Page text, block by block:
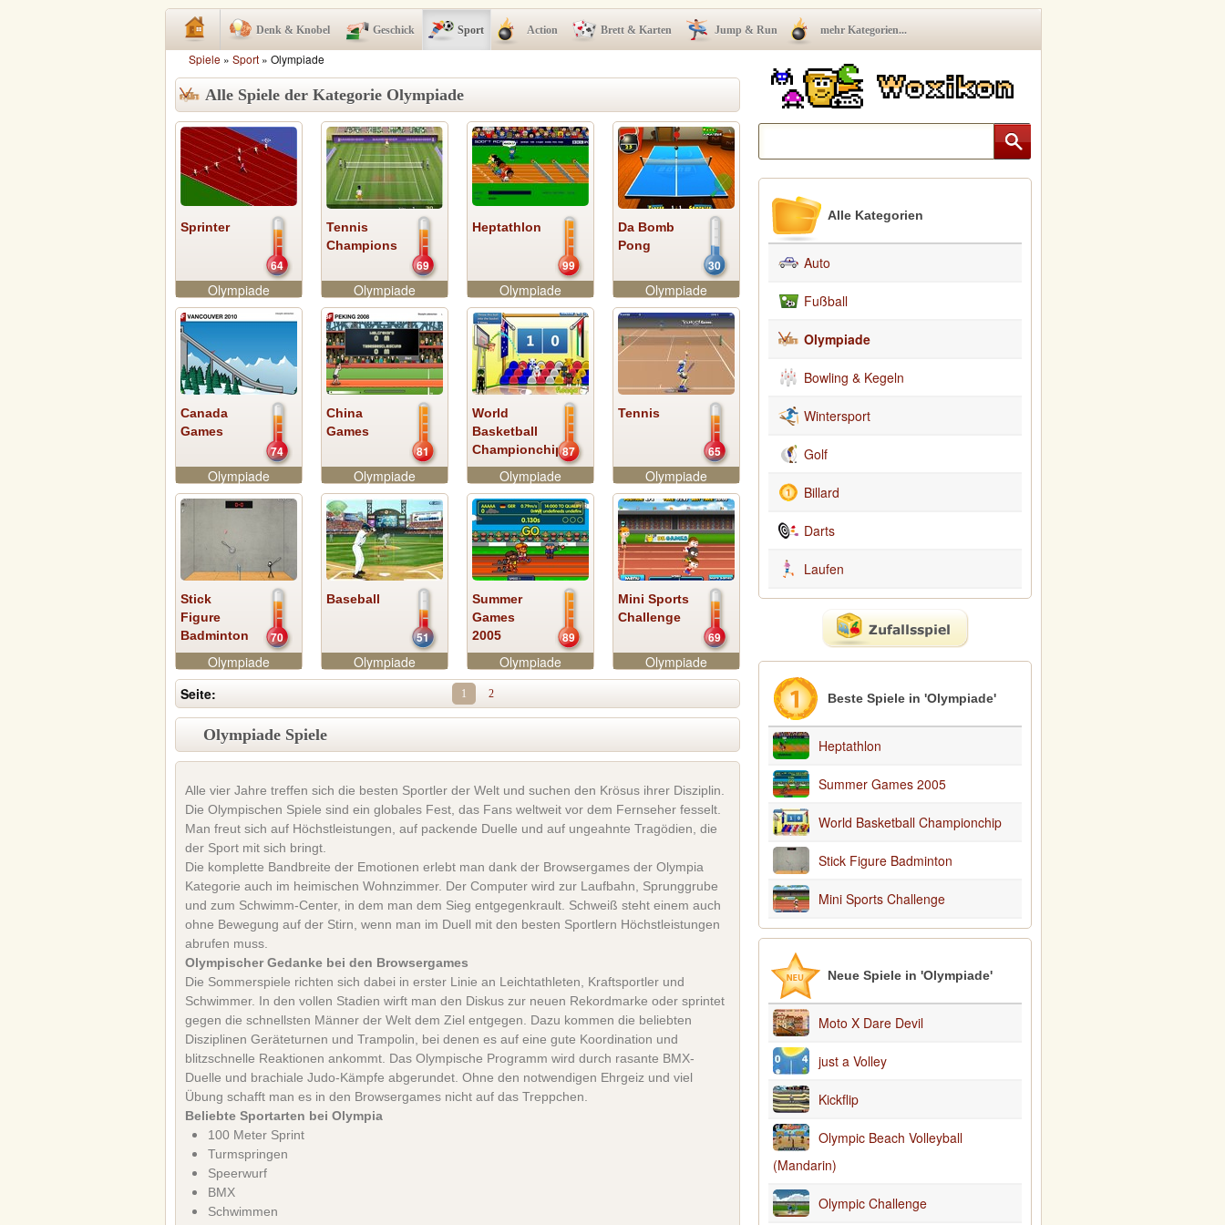
Denk & Knobel Geschick Sport Action Brett & Karten Jump & Run mehr Kategorien...
Spiele » Sport » Olympiade
Alle Spiele der Kategorie Olympiade
Sprinter
64
Olympiade
Tennis
Champions
69
Olympiade
Heptathlon
99
Olympiade
Da Bomb
Pong
30
Olympiade
Canada
Games
74
Olympiade
China
Games
81
Olympiade
World
Basketball
Championchip87
Olympiade
Tennis
65
Olympiade
Stick
Figure
Badminton
70
Olympiade
Baseball
51
Olympiade
Summer
Games
2005
89
Olympiade
Mini Sports
Challenge
69
Olympiade
Seite:
1 2
Olympiade Spiele
Alle vier Jahre treffen sich die besten Sportler der Welt und suchen den Krösus ihrer Disziplin.
Die Olympischen Spiele sind ein globales Fest, das Fans weltweit vor dem Fernseher fesselt.
Man freut sich auf Höchstleistungen, auf packende Duelle und auf ungeahnte Tragödien, die
der Sport mit sich bringt.
Die komplette Bandbreite der Emotionen erlebt man dank der Browsergames der Olympia
Kategorie auch im heimischen Wohnzimmer. Der Computer wird zur Laufbahn, Sprunggrube
und zum Schwimm-Center, in dem man dem Sieg entgegenkrault. Schweiß steht einem auch
ohne Bewegung auf der Stirn, wenn man im Duell mit den besten Sportlern Höchstleistungen
abrufen muss.
Olympischer Gedanke bei den Browsergames
Die Sommerspiele richten sich dabei in erster Linie an Leichtathleten, Kraftsportler und
Schwimmer. In den vollen Stadien wirft man den Diskus zur neuen Rekordmarke oder sprintet
gegen die schnellsten Männer der Welt dem Ziel entgegen. Dazu kommen die beliebten
Disziplinen Geräteturnen und Trampolin, bei denen es auf eine gute Koordination und
blitzschnelle Reaktionen ankommt. Das Olympische Programm wird durch rasante BMX-
Duelle und brachiale Judo-Kämpfe abgerundet. Ohne den notwendigen Ehrgeiz und viel
Übung schafft man es in den Browsergames nicht auf das Treppchen.
Beliebte Sportarten bei Olympia
100 Meter Sprint
Turmspringen
Speerwurf
BMX
Schwimmen
Alle Kategorien
Auto
Fußball
Olympiade
Bowling & Kegeln
Wintersport
Golf
Billard
Darts
Laufen
Beste Spiele in 'Olympiade'
Heptathlon
Summer Games 2005
World Basketball Championchip
Stick Figure Badminton
Mini Sports Challenge
Neue Spiele in 'Olympiade'
Moto X Dare Devil
just a Volley
Kickflip
Olympic Beach Volleyball
(Mandarin)
Olympic Challenge